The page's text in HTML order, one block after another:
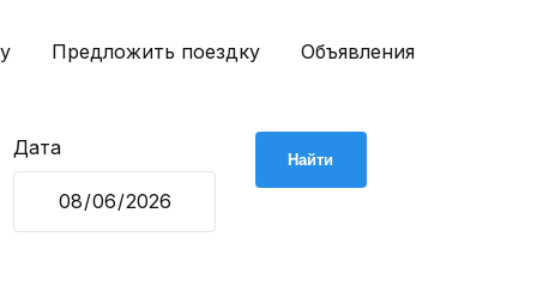
Предложить поездку Объявления
Дата